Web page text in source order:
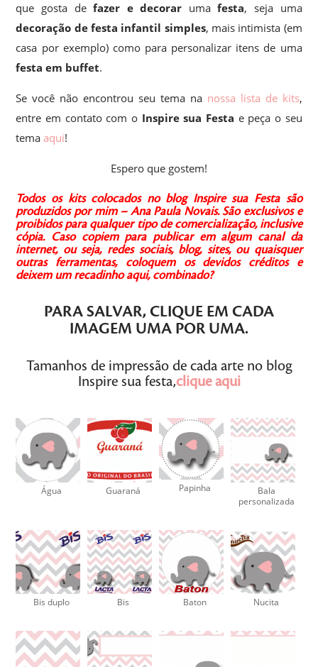
que gosta defazer e decorar umafesta, seja uma
decoração de festa infantil simples, mais intimista (em
casa por exemplo) como para personalizar itens de uma
festa em buffet.
Se você não encontrou seu tema na nossa lista de kits,
entre em contato com o Inspire sua Festa e peça o seu
temaaqui!
Espero que gostem!
Todos os kits colocados no blog Inspire sua Festa são
produzidos por mim – Ana Paula Novais. São exclusivos e
proibidos para qualquer tipo de comercialização, inclusive
cópia. Caso copiem para publicar em algum canal da
internet, ou seja, redes sociais, blog, sites, ou quaisquer
outras ferramentas, coloquem os devidos créditos e
deixem um recadinho aqui, combinado?
PARA SALVAR, CLIQUE EM CADA
IMAGEM UMA POR UMA.
Tamanhos de impressão de cada arte no blog
Inspire sua festa,clique aqui
Água Guaraná Papinha
Bala
personalizada
Bis duplo Bis Baton Nucita